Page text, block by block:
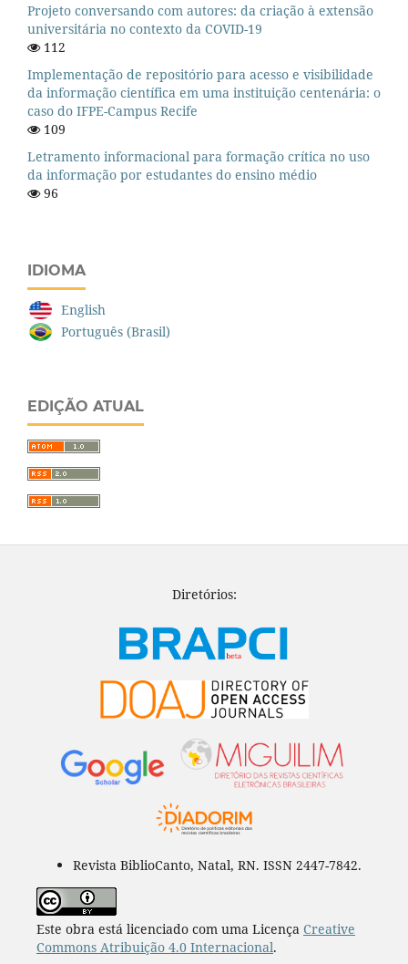
Projeto conversando com autores: da criação à extensão
universitária no contexto da COVID-19
112
Implementação de repositório para acesso e visibilidade
da informação científica em uma instituição centenária: o
caso do IFPE-Campus Recife
109
Letramento informacional para formação crítica no uso
da informação por estudantes do ensino médio
96
IDIOMA
English
Português (Brasil)
EDIÇÃO ATUAL
Diretórios:
Revista BiblioCanto, Natal, RN. ISSN 2447-7842.
Este obra está licenciado com uma Licença Creative
Commons Atribuição 4.0 Internacional.